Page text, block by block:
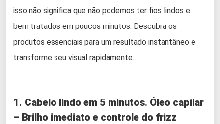
isso não significa que não podemos ter fios lindos e
bem tratados em poucos minutos. Descubra os
produtos essenciais para um resultado instantâneo e
transforme seu visual rapidamente.
1. Cabelo lindo em 5 minutos. Óleo capilar
– Brilho imediato e controle do frizz